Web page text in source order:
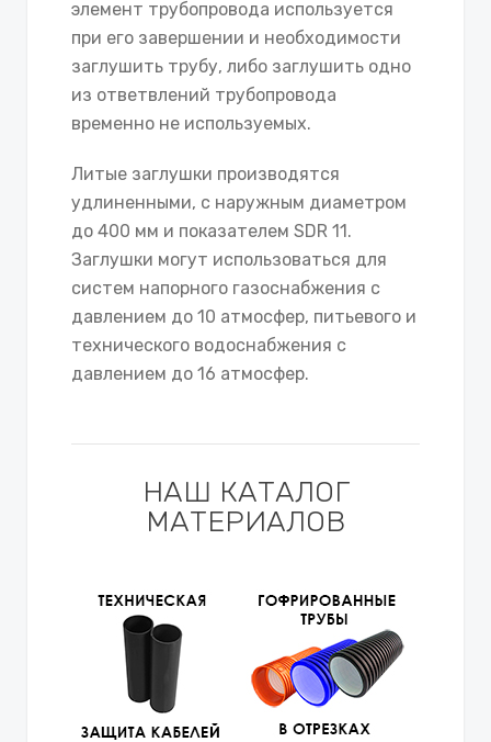
элемент трубопровода используется
при его завершении и необходимости
заглушить трубу, либо заглушить одно
из ответвлений трубопровода
временно не используемых.
Литые заглушки производятся
удлиненными, с наружным диаметром
до 400 мм и показателем SDR 11.
Заглушки могут использоваться для
систем напорного газоснабжения с
давлением до 10 атмосфер, питьевого и
технического водоснабжения с
давлением до 16 атмосфер.
НАШ КАТАЛОГ
МАТЕРИАЛОВ